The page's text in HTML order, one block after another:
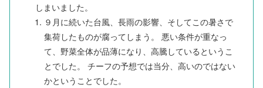
しまいました。
９月に続いた台風、長雨の影響、そしてこの暑さで
集荷したものが腐ってしまう。 悪い条件が重なっ
て、野菜全体が品薄になり、高騰しているというこ
とでした。 チーフの予想では当分、高いのではない
かということでした。